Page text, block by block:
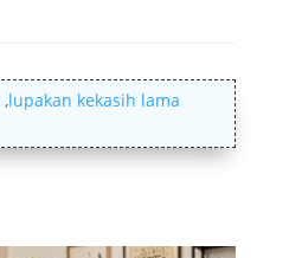
,lupakan kekasih lama